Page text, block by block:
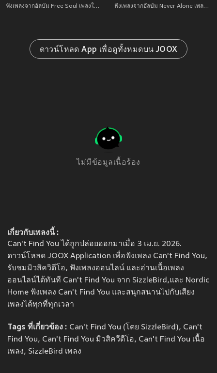
ฟังเพลงจากอัลบัม Free Soul เพลงใหม่จาก อัพเดทเพลงใหม่ล่าสุดก่อนใคร ตลอดปี 2021 ฟังเพลงจากอัลบัม Never Alone เพลงใหม่จาก อัพเดทเพลงใหม่ล่าสุดก่อนใคร ตลอดปี 2021
ดาวน์โหลด App เพื่อดูทั้งหมดบน JOOX
ไม่มีข้อมูลเนื้อร้อง
เกี่ยวกับเพลงนี้ :
Can't Find You ได้ถูกปล่อยออกมาเมื่อ 3 เม.ย. 2026.
ดาวน์โหลด JOOX Application เพื่อฟังเพลง Can't Find You,
รับชมมิวสิควิดีโอ, ฟังเพลงออนไลน์ และอ่านเนื้อเพลง
ออนไลน์ได้ทันที Can't Find You จาก SizzleBird,และ Nordic
Home ฟังเพลง Can't Find You และสนุกสนานไปกับเสียง
เพลงได้ทุกที่ทุกเวลา
Tags ที่เกี่ยวข้อง : Can't Find You (โดย SizzleBird), Can't
Find You, Can't Find You มิวสิควีดีโอ, Can't Find You เนื้อ
เพลง, SizzleBird เพลง